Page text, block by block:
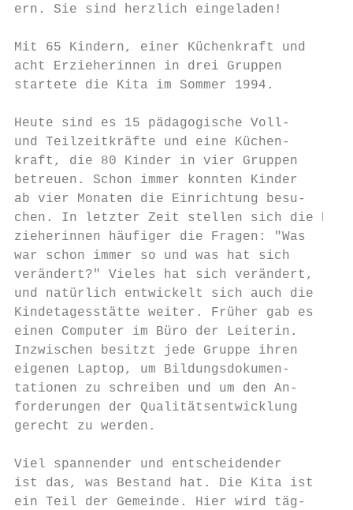
ern. Sie sind herzlich eingeladen!
Mit 65 Kindern, einer Küchenkraft und
acht Erzieherinnen in drei Gruppen
startete die Kita im Sommer 1994.
Heute sind es 15 pädagogische Voll-
und Teilzeitkräfte und eine Küchen-
kraft, die 80 Kinder in vier Gruppen
betreuen. Schon immer konnten Kinder
ab vier Monaten die Einrichtung besu-
chen. In letzter Zeit stellen sich die Er-
zieherinnen häufiger die Fragen: "Was
war schon immer so und was hat sich
verändert?" Vieles hat sich verändert,
und natürlich entwickelt sich auch die
Kindetagesstätte weiter. Früher gab es
einen Computer im Büro der Leiterin.
Inzwischen besitzt jede Gruppe ihren
eigenen Laptop, um Bildungsdokumen-
tationen zu schreiben und um den An-
forderungen der Qualitätsentwicklung
gerecht zu werden.
Viel spannender und entscheidender
ist das, was Bestand hat. Die Kita ist
ein Teil der Gemeinde. Hier wird täg-